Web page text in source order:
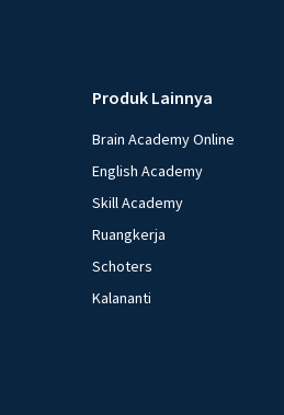
Produk Lainnya
Brain Academy Online
English Academy
Skill Academy
Ruangkerja
Schoters
Kalananti